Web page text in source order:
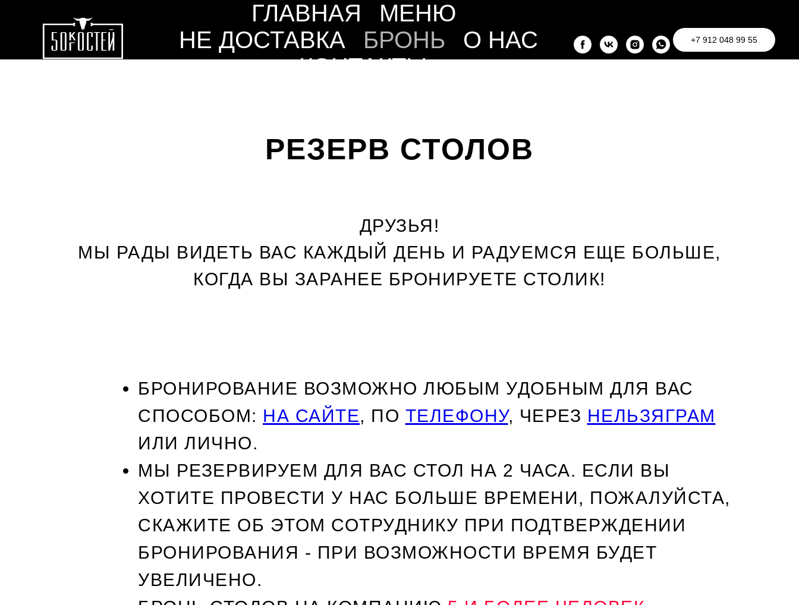
ГЛАВНАЯ
МЕНЮ
НЕ ДОСТАВКА
БРОНЬ
О НАС
КОНТАКТЫ
+7 912 048 99 55
РЕЗЕРВ СТОЛОВ
ДРУЗЬЯ!
МЫ РАДЫ ВИДЕТЬ ВАС КАЖДЫЙ ДЕНЬ И РАДУЕМСЯ ЕЩЕ БОЛЬШЕ,
КОГДА ВЫ ЗАРАНЕЕ БРОНИРУЕТЕ СТОЛИК!
БРОНИРОВАНИЕ ВОЗМОЖНО ЛЮБЫМ УДОБНЫМ ДЛЯ ВАС
СПОСОБОМ: НА САЙТЕ, ПО ТЕЛЕФОНУ, ЧЕРЕЗ НЕЛЬЗЯГРАМ
ИЛИ ЛИЧНО.
МЫ РЕЗЕРВИРУЕМ ДЛЯ ВАС СТОЛ НА 2 ЧАСА. ЕСЛИ ВЫ
ХОТИТЕ ПРОВЕСТИ У НАС БОЛЬШЕ ВРЕМЕНИ, ПОЖАЛУЙСТА,
СКАЖИТЕ ОБ ЭТОМ СОТРУДНИКУ ПРИ ПОДТВЕРЖДЕНИИ
БРОНИРОВАНИЯ - ПРИ ВОЗМОЖНОСТИ ВРЕМЯ БУДЕТ
УВЕЛИЧЕНО.